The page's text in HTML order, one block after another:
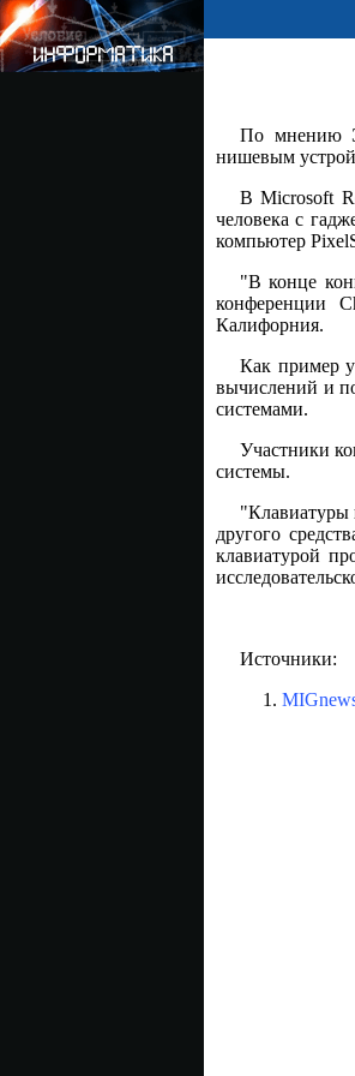
По мнению
нишевым
В Microsoft
человека с
компьютер
"В конце
конференции
Калифорния.
Как пример
вычислений и
системами.
Участники
системы.
"Клавиатуры
другого
клавиатурой
Источники: